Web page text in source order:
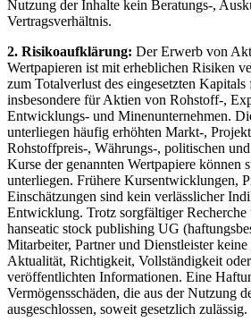
Nutzung der Inhalte kein Beratungs-,
Vertragsverhältnis.
2. Risikoaufklärung: Der Erwerb von
Wertpapieren ist mit erheblichen Risiken
zum Totalverlust des eingesetzten
insbesondere für Aktien von Rohstoff-,
Entwicklungs- und Minenunternehmen.
unterliegen häufig erhöhten Markt-,
Rohstoffpreis-, Währungs-, politischen
Kurse der genannten Wertpapiere können
unterliegen. Frühere Kursentwicklungen,
Einschätzungen sind kein verlässlicher
Entwicklung. Trotz sorgfältiger Recherche
hanseatic stock publishing UG
Mitarbeiter, Partner und Dienstleister
Aktualität, Richtigkeit, Vollständigkeit
veröffentlichten Informationen. Eine
Vermögensschäden, die aus der Nutzung
ausgeschlossen, soweit gesetzlich zulässig.